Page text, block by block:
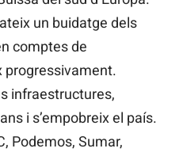
un buidatge dels
comptes de
progressivament.
infraestructures,
i s’empobreix el país.
Podemos, Sumar,